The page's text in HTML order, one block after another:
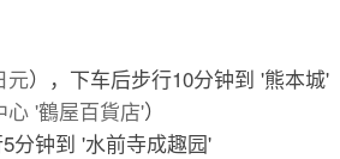
元），下车后步行10分钟到 '熊本城'
心 '鶴屋百貨店'）
分钟到 '水前寺成趣园'